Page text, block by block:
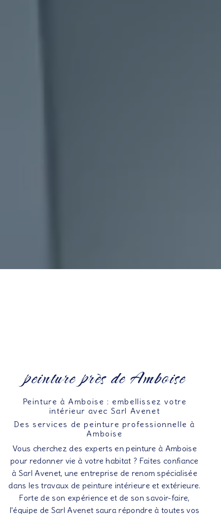
peinture près de Amboise
Peinture à Amboise : embellissez votre
intérieur avec Sarl Avenet
Des services de peinture professionnelle à
Amboise
Vous cherchez des experts en peinture à Amboise
pour redonner vie à votre habitat ? Faites confiance
à Sarl Avenet, une entreprise de renom spécialisée
dans les travaux de peinture intérieure et extérieure.
Forte de son expérience et de son savoir-faire,
l'équipe de Sarl Avenet saura répondre à toutes vos